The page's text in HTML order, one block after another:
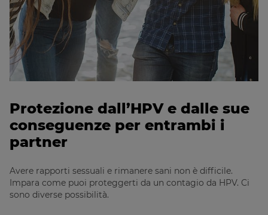
Protezione dall’HPV e dalle sue
conseguenze per entrambi i
partner
Description
Avere rapporti sessuali e rimanere sani non è difficile.
Impara come puoi proteggerti da un contagio da HPV. Ci
sono diverse possibilità.